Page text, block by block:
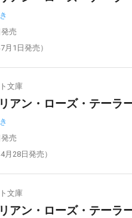
売
月1日発売）
文庫
アン・ローズ・テー
売
月28日発売）
文庫
アン・ローズ・テー